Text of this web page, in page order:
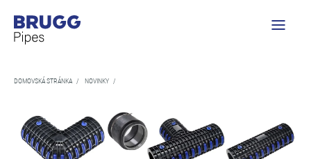
DOMOVSKÁ STRÁNKA / NOVINKY /